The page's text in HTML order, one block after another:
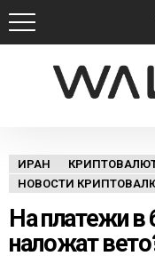
ИРАН
НОВОСТИ
На платежи в
наложат